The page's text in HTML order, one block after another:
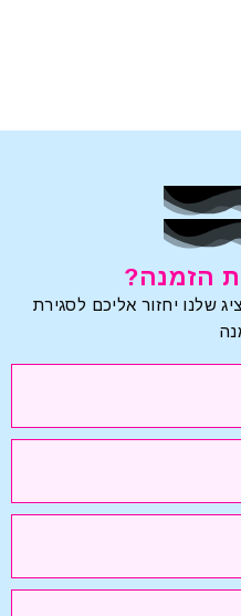
הזמנה?
שלנו יחזור אליכם לסגירת